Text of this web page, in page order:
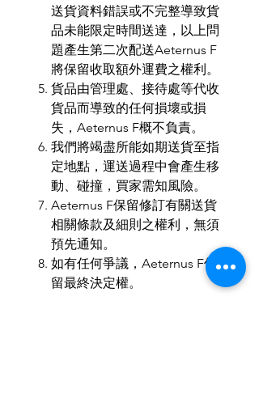
送貨資料錯誤或不完整導致貨
品未能限定時間送達，以上問
題產生第二次配送Aeternus F
將保留收取額外運費之權利。
貨品由管理處、接待處等代收
貨品而導致的任何損壞或損
失，Aeternus F概不負責。
我們將竭盡所能如期送貨至指
定地點，運送過程中會產生移
動、碰撞，買家需知風險。
Aeternus F保留修訂有關送貨
相關條款及細則之權利，無須
預先通知。
如有任何爭議，Aeternus F保
留最終決定權。